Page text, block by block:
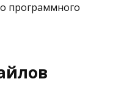
программного